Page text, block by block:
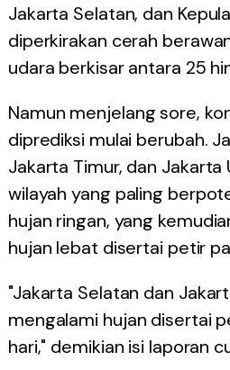
Jakarta Selatan, dan
diperkirakan cerah
udara berkisar antara 25
Namun menjelang sore,
diprediksi mulai berubah.
Jakarta Timur, dan Jakarta
wilayah yang paling
hujan ringan, yang
hujan lebat disertai petir
"Jakarta Selatan dan
mengalami hujan disertai
hari," demikian isi laporan